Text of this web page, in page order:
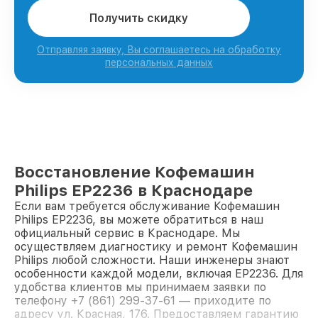
Получить скидку
Отправляя заявку, Вы соглашаетесь на обработку
персональных данных
Восстановление Кофемашин
Philips EP2236 в Краснодаре
Если вам требуется обслуживание Кофемашин
Philips EP2236, вы можете обратиться в наш
официальный сервис в Краснодаре. Мы
осуществляем диагностику и ремонт Кофемашин
Philips любой сложности. Наши инженеры знают
особенности каждой модели, включая EP2236. Для
удобства клиентов мы принимаем заявки по
телефону +7 (861) 299-37-61 — приходите по
адресу ул. Красная, 176. Предоставляем гарантию